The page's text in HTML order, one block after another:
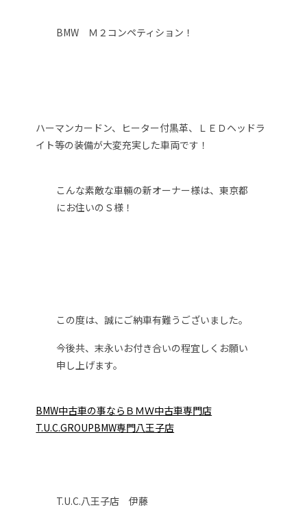
BMW Ｍ２コンペティション！
ハーマンカードン、ヒーター付黒革、ＬＥＤヘッドラ
イト等の装備が大変充実した車両です！
こんな素敵な車輛の新オーナー様は、東京都
にお住いのＳ様！
この度は、誠にご納車有難うございました。
今後共、末永いお付き合いの程宜しくお願い
申し上げます。
BMW中古車の事ならＢＭＷ中古車専門店
T.U.C.GROUPBMW専門八王子店
T.U.C.八王子店 伊藤